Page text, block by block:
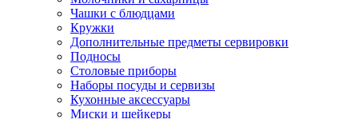
Чашки с блюдцами
Кружки
Дополнительные предметы сервировки
Подносы
Столовые приборы
Наборы посуды и сервизы
Кухонные аксессуары
Миски и шейкеры